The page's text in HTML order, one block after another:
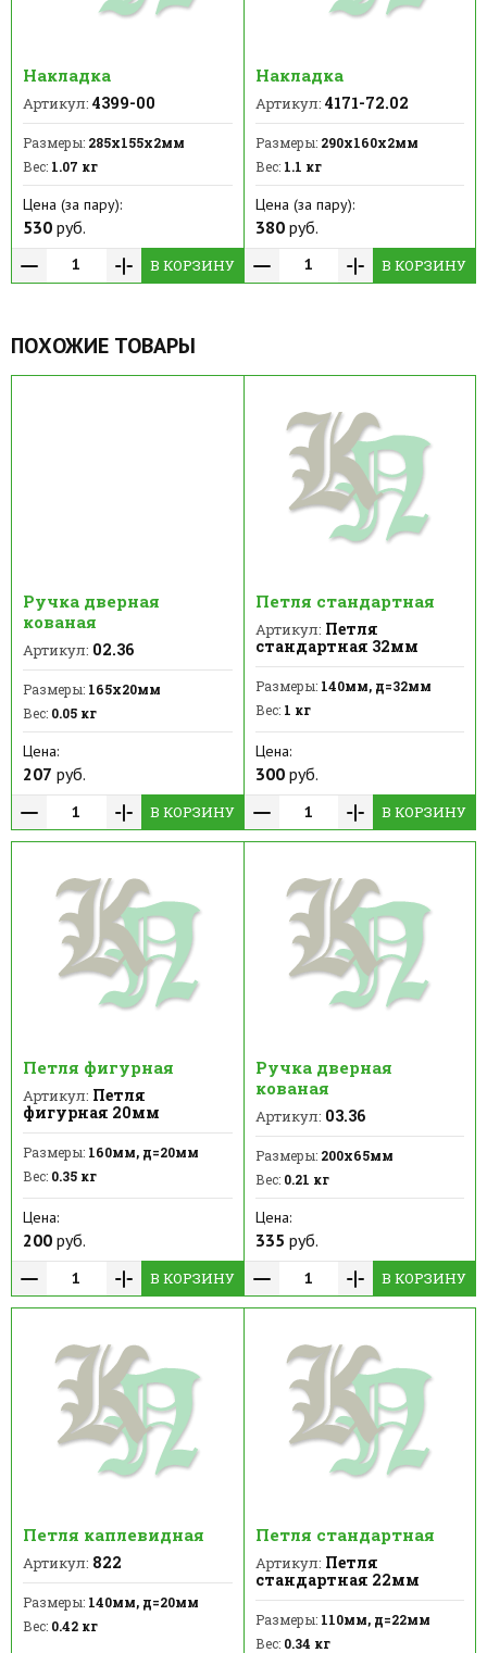
Накладка
Артикул: 4399-00
Размеры: 285х155х2мм
Вес: 1.07 кг
Цена (за пару):
530 руб.
В КОРЗИНУ
Накладка
Артикул: 4171-72.02
Размеры:290х160х2мм
Вес:1.1 кг
Цена (за пару):
380руб.
В КОРЗИНУ
ПОХОЖИЕ ТОВАРЫ
Ручка дверная
кованая
Артикул: 02.36
Размеры: 165х20мм
Вес: 0.05 кг
Цена:
207 руб.
В КОРЗИНУ
Петля стандартная
Артикул: Петля
стандартная 32мм
Размеры:140мм, д=32мм
Вес:1 кг
Цена:
300руб.
В КОРЗИНУ
Петля фигурная
Артикул: Петля
фигурная 20мм
Размеры: 160мм, д=20мм
Вес: 0.35 кг
Цена:
200 руб.
В КОРЗИНУ
Ручка дверная
кованая
Артикул: 03.36
Размеры:200х65мм
Вес:0.21 кг
Цена:
335 руб.
В КОРЗИНУ
Петля каплевидная
Артикул: 822
Размеры: 140мм, д=20мм
Вес: 0.42 кг
Петля стандартная
Артикул: Петля
стандартная 22мм
Размеры:110мм, д=22мм
Вес:0.34 кг